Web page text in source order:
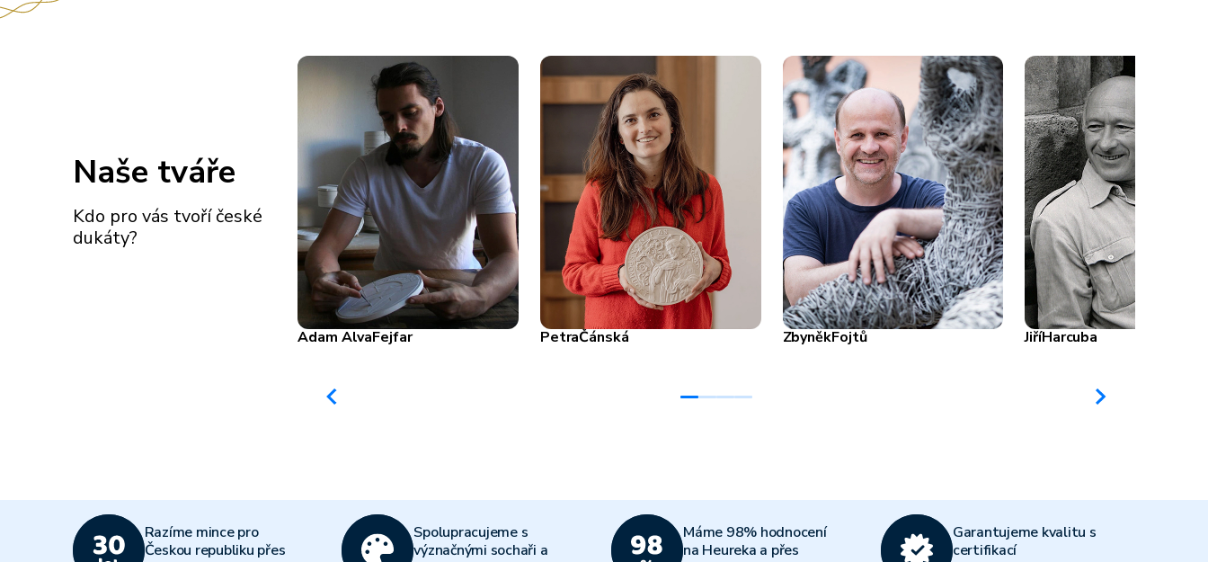
Naše tváře
Kdo pro vás tvoří české
dukáty?
Adam AlvaFejfar PetraČánská ZbyněkFojtů JiříHarcuba
Razíme mince pro
Českou republiku přes
Spolupracujeme s
význačnými sochaři a
Máme 98% hodnocení
na Heureka a přes
Garantujeme kvalitu s
certifikací